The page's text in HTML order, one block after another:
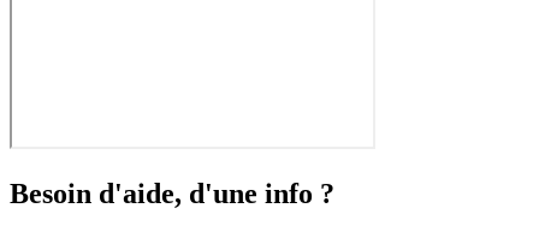
Besoin d'aide, d'une info ?